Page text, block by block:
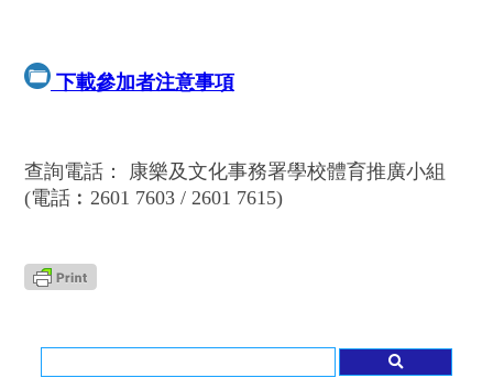
下載參加者注意事項
查詢電話： 康樂及文化事務署學校體育推廣小組
(電話︰2601 7603 / 2601 7615)